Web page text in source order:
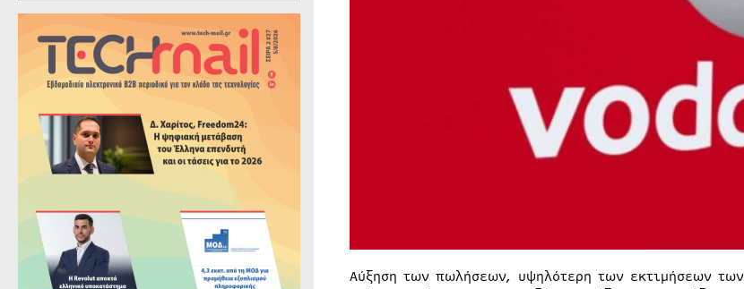
Αύξηση των πωλήσεων, υψηλότερη των εκτιμήσεων